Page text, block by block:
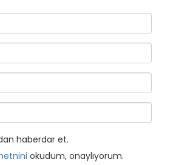
haberdar et.
okudum, onaylıyorum.